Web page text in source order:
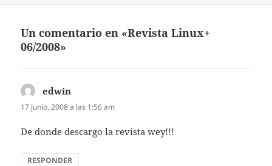
Un comentario en «Revista Linux+
06/2008»
edwin
17 junio, 2008 a las 1:56 am
De donde descargo la revista wey!!!
RESPONDER